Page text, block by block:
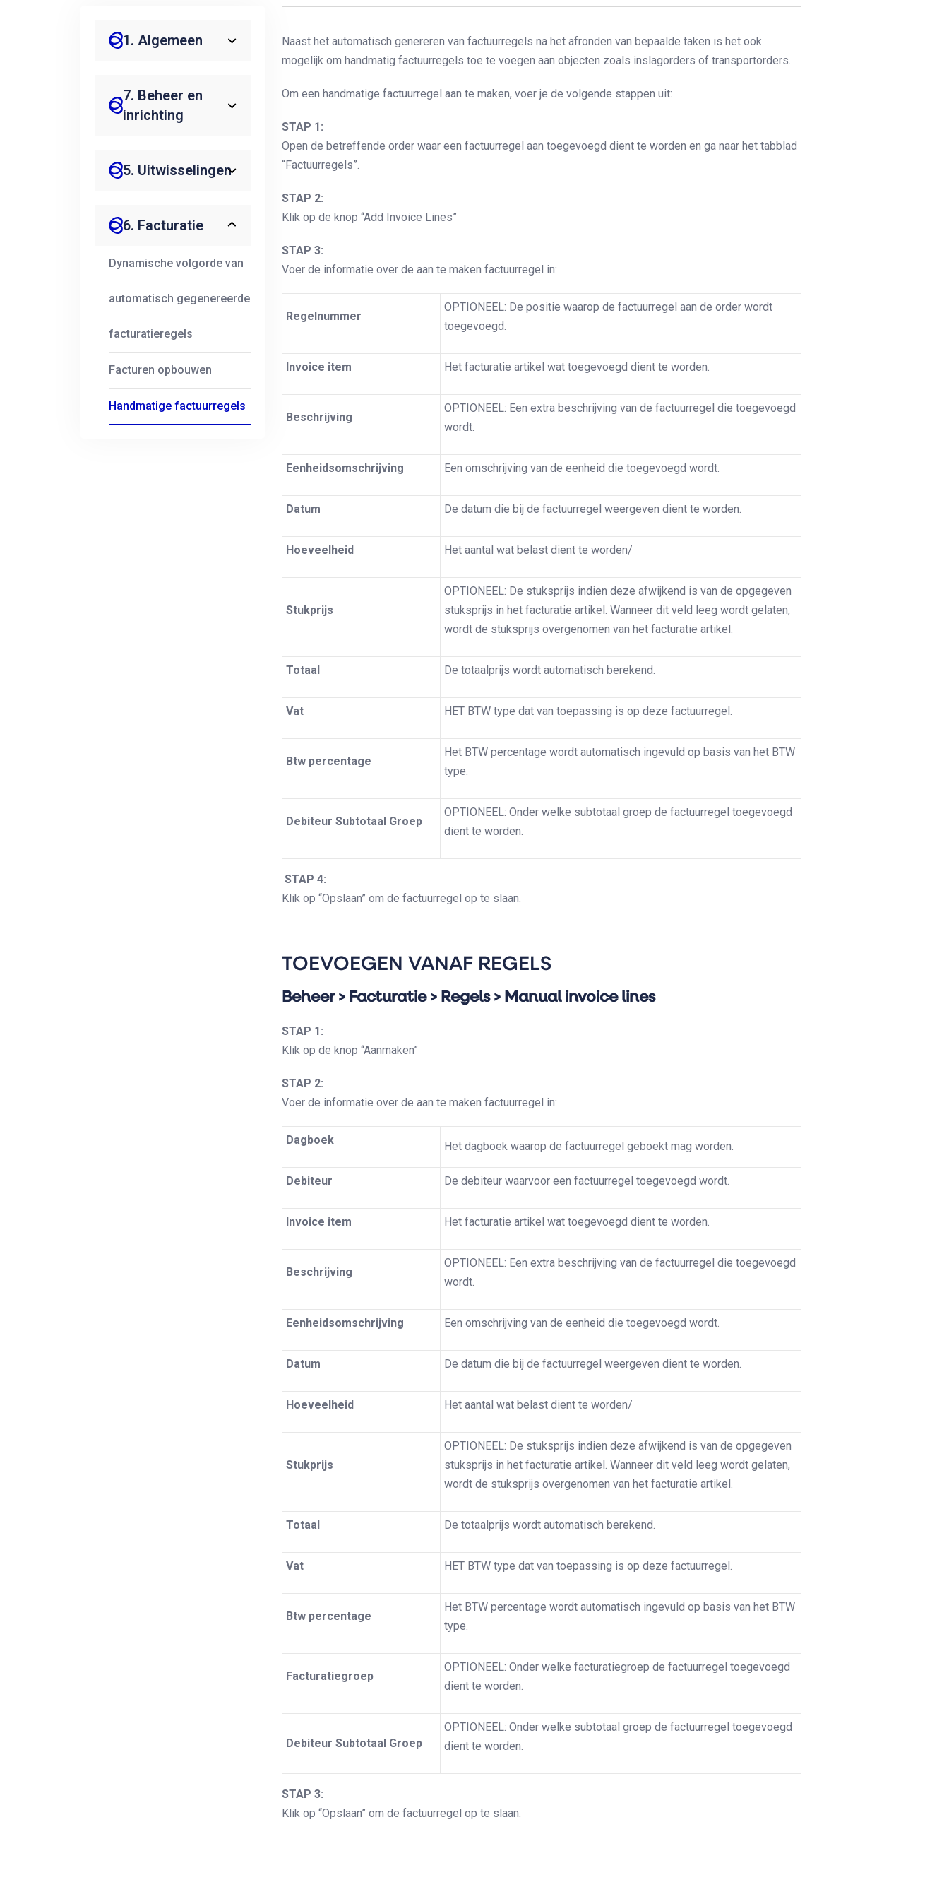
1. Algemeen
7. Beheer en
inrichting
5. Uitwisselingen
6. Facturatie
Dynamische volgorde van
automatisch gegenereerde
facturatieregels
Facturen opbouwen
Handmatige factuurregels
Naast het automatisch genereren van factuurregels na het afronden van bepaalde taken is het ook
mogelijk om handmatig factuurregels toe te voegen aan objecten zoals inslagorders of transportorders.
Om een handmatige factuurregel aan te maken, voer je de volgende stappen uit:
STAP 1:
Open de betreffende order waar een factuurregel aan toegevoegd dient te worden en ga naar het tabblad
“Factuurregels”.
STAP 2:
Klik op de knop “Add Invoice Lines”
STAP 3:
Voer de informatie over de aan te maken factuurregel in:
Regelnummer
OPTIONEEL: De positie waarop de factuurregel aan de order wordt
toegevoegd.
Invoice item Het facturatie artikel wat toegevoegd dient te worden.
Beschrijving
OPTIONEEL: Een extra beschrijving van de factuurregel die toegevoegd
wordt.
Eenheidsomschrijving Een omschrijving van de eenheid die toegevoegd wordt.
Datum De datum die bij de factuurregel weergeven dient te worden.
Hoeveelheid Het aantal wat belast dient te worden/
Stukprijs
OPTIONEEL: De stuksprijs indien deze afwijkend is van de opgegeven
stuksprijs in het facturatie artikel. Wanneer dit veld leeg wordt gelaten,
wordt de stuksprijs overgenomen van het facturatie artikel.
Totaal De totaalprijs wordt automatisch berekend.
Vat HET BTW type dat van toepassing is op deze factuurregel.
Btw percentage
Het BTW percentage wordt automatisch ingevuld op basis van het BTW
type.
Debiteur Subtotaal Groep
OPTIONEEL: Onder welke subtotaal groep de factuurregel toegevoegd
dient te worden.
STAP 4:
Klik op “Opslaan” om de factuurregel op te slaan.
TOEVOEGEN VANAF REGELS
Beheer > Facturatie > Regels > Manual invoice lines
STAP 1:
Klik op de knop “Aanmaken”
STAP 2:
Voer de informatie over de aan te maken factuurregel in:
Dagboek Het dagboek waarop de factuurregel geboekt mag worden.
Debiteur De debiteur waarvoor een factuurregel toegevoegd wordt.
Invoice item Het facturatie artikel wat toegevoegd dient te worden.
Beschrijving
OPTIONEEL: Een extra beschrijving van de factuurregel die toegevoegd
wordt.
Eenheidsomschrijving Een omschrijving van de eenheid die toegevoegd wordt.
Datum De datum die bij de factuurregel weergeven dient te worden.
Hoeveelheid Het aantal wat belast dient te worden/
Stukprijs
OPTIONEEL: De stuksprijs indien deze afwijkend is van de opgegeven
stuksprijs in het facturatie artikel. Wanneer dit veld leeg wordt gelaten,
wordt de stuksprijs overgenomen van het facturatie artikel.
Totaal De totaalprijs wordt automatisch berekend.
Vat HET BTW type dat van toepassing is op deze factuurregel.
Btw percentage
Het BTW percentage wordt automatisch ingevuld op basis van het BTW
type.
Facturatiegroep
OPTIONEEL: Onder welke facturatiegroep de factuurregel toegevoegd
dient te worden.
Debiteur Subtotaal Groep
OPTIONEEL: Onder welke subtotaal groep de factuurregel toegevoegd
dient te worden.
STAP 3:
Klik op “Opslaan” om de factuurregel op te slaan.